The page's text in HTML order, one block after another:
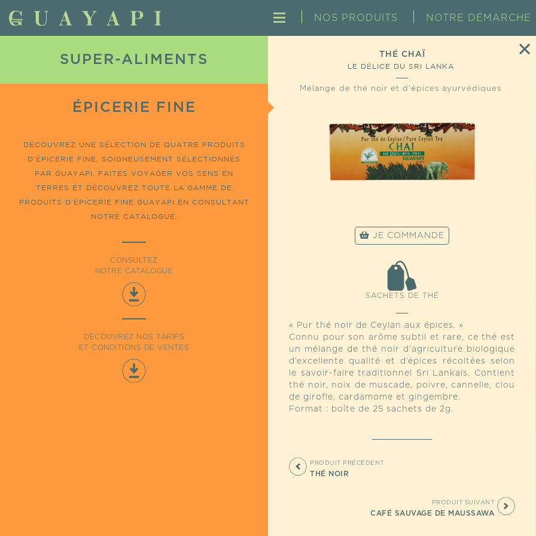
NOS PRODUITS NOTRE DÉMARCHE
SUPER-ALIMENTS
ÉPICERIE FINE
DÉCOUVREZ UNE SÉLECTION DE QUATRE PRODUITS
D’ÉPICERIE FINE, SOIGNEUSEMENT SÉLECTIONNÉS
PAR GUAYAPI. FAITES VOYAGER VOS SENS EN
TERRES ET DÉCOUVREZ TOUTE LA GAMME DE
PRODUITS D’ÉPICERIE FINE GUAYAPI EN CONSULTANT
NOTRE CATALOGUE.
CONSULTEZ
NOTRE CATALOGUE
DÉCOUVREZ NOS TARIFS
ET CONDITIONS DE VENTES
THÉ CHAÏ
LE DÉLICE DU SRI LANKA
Mélange de thé noir et d'épices ayurvédiques
JE COMMANDE
SACHETS DE THÉ
« Pur thé noir de Ceylan aux épices. »
Connu pour son arôme subtil et rare, ce thé est
un mélange de thé noir d’agriculture biologique
d’excellente qualité et d’épices récoltées selon
le savoir-faire traditionnel Sri Lankais. Contient
thé noir, noix de muscade, poivre, cannelle, clou
de girofle, cardamome et gingembre.
Format : boîte de 25 sachets de 2g.
PRODUIT PRÉCÉDENT
THÉ NOIR
PRODUIT SUIVANT
CAFÉ SAUVAGE DE MAUSSAWA